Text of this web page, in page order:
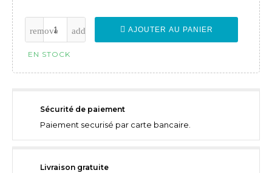
AJOUTER AU PANIER
EN STOCK
Sécurité de paiement
Paiement securisé par carte bancaire.
Livraison gratuite